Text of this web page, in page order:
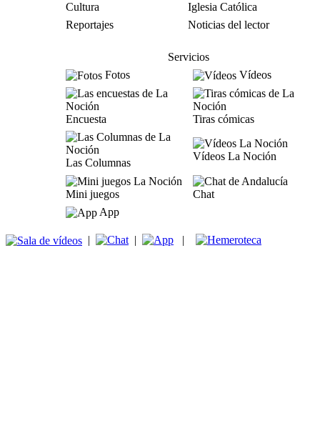
Cultura
Iglesia Católica
Reportajes
Noticias del lector
Servicios
Fotos
Vídeos
Encuesta Tiras cómicas
Las Columnas
Vídeos La Noción
Mini juegos
Chat
App
| | |